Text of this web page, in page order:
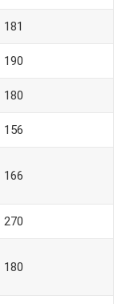
181
190
180
156
166
270
180